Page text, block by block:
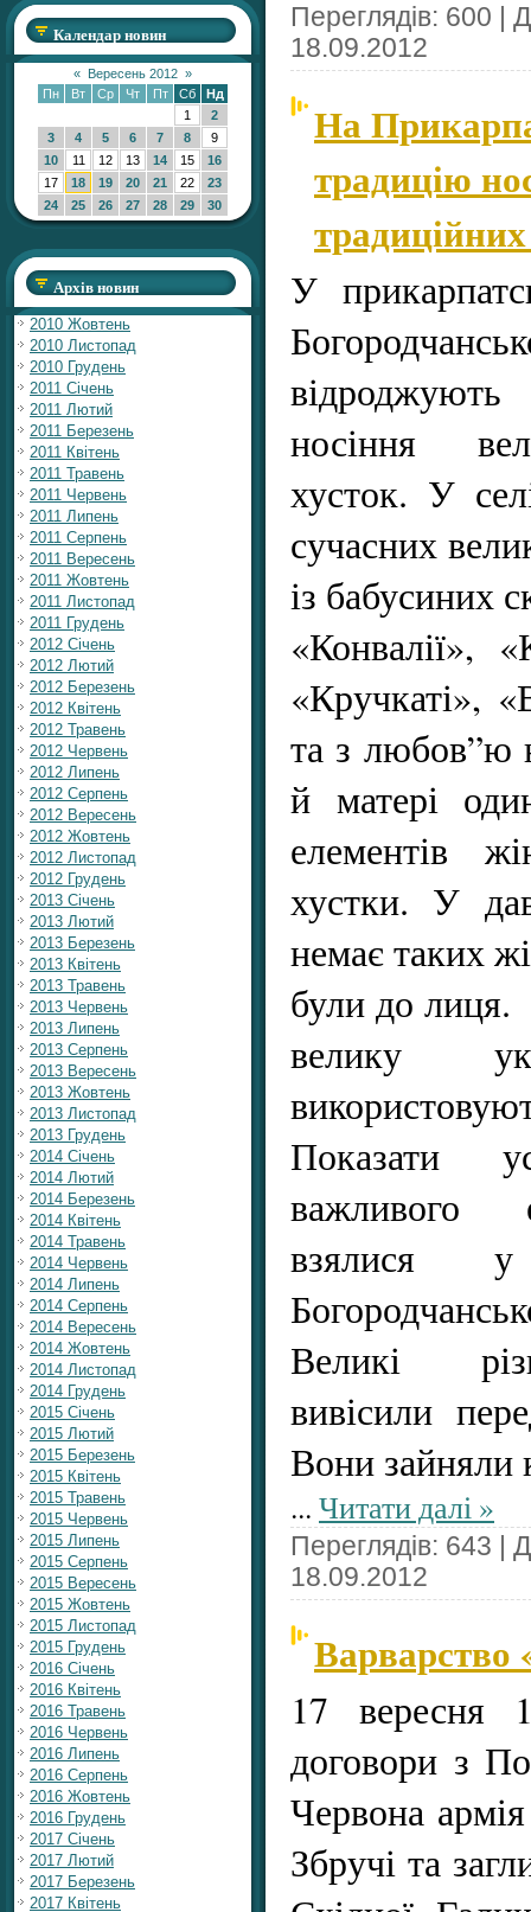
Календар новин
« Вересень 2012 »
Пн
Вт Ср Чт Пт Сб
Нд
1
2
3
4 5 6 7 8
9
10
11 12 13 14 15
16
17
18 19 20 21 22
23
24
25 26 27 28 29 30
Архів новин
2010 Жовтень
2010 Листопад
2010 Грудень
2011 Січень
2011 Лютий
2011 Березень
2011 Квітень
2011 Травень
2011 Червень
2011 Липень
2011 Серпень
2011 Вересень
2011 Жовтень
2011 Листопад
2011 Грудень
2012 Січень
2012 Лютий
2012 Березень
2012 Квітень
2012 Травень
2012 Червень
2012 Липень
2012 Серпень
2012 Вересень
2012 Жовтень
2012 Листопад
2012 Грудень
2013 Січень
2013 Лютий
2013 Березень
2013 Квітень
2013 Травень
2013 Червень
2013 Липень
2013 Серпень
2013 Вересень
2013 Жовтень
2013 Листопад
2013 Грудень
2014 Січень
2014 Лютий
2014 Березень
2014 Квітень
2014 Травень
2014 Червень
2014 Липень
2014 Серпень
2014 Вересень
2014 Жовтень
2014 Листопад
2014 Грудень
2015 Січень
2015 Лютий
2015 Березень
2015 Квітень
2015 Травень
2015 Червень
2015 Липень
2015 Серпень
2015 Вересень
2015 Жовтень
2015 Листопад
2015 Грудень
2016 Січень
2016 Квітень
2016 Травень
2016 Червень
2016 Липень
2016 Серпень
2016 Жовтень
2016 Грудень
2017 Січень
2017 Лютий
2017 Березень
2017 Квітень
Переглядів: 600 |
18.09.2012
На
традицію
У
носіння
хусток. У
сучасних
із бабусиних
«Конвалії»,
«Кручкаті»,
та з любов”ю
й матері
елементів
хустки. У
немає таких
були до лиця.
велику
Показати
важливого
взялися
Великі
вивісили
Вони зайняли
... Читати далі »
Переглядів: 643 |
18.09.2012
Варварство
17 вересня
договори з
Червона
Збручі та